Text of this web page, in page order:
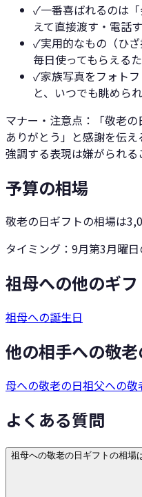
✓一番喜ばれるのは
えて直接渡す・電話
✓実用的なもの（ひ
毎日使ってもらえる
✓家族写真をフォト
と、いつでも眺めら
マナー・注意点：
「敬老
ありがとう」と感謝を伝
強調する表現は嫌がられる
予算の相場
敬老の日ギフトの相場は
タイミング： 9月第3月曜日
祖母への他のギフ
祖母への誕生日
他の相手への敬老
母への敬老の日祖父への敬
よくある質問
祖母への敬老の日ギフトの相場